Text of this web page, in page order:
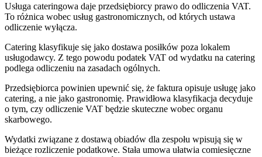
Usługa cateringowa daje przedsiębiorcy prawo do odliczenia VAT.
To różnica wobec usług gastronomicznych, od których ustawa
odliczenie wyłącza.
Catering klasyfikuje się jako dostawa posiłków poza lokalem
usługodawcy. Z tego powodu podatek VAT od wydatku na catering
podlega odliczeniu na zasadach ogólnych.
Przedsiębiorca powinien upewnić się, że faktura opisuje usługę jako
catering, a nie jako gastronomię. Prawidłowa klasyfikacja decyduje
o tym, czy odliczenie VAT będzie skuteczne wobec organu
skarbowego.
Wydatki związane z dostawą obiadów dla zespołu wpisują się w
bieżące rozliczenie podatkowe. Stała umowa ułatwia comiesięczne